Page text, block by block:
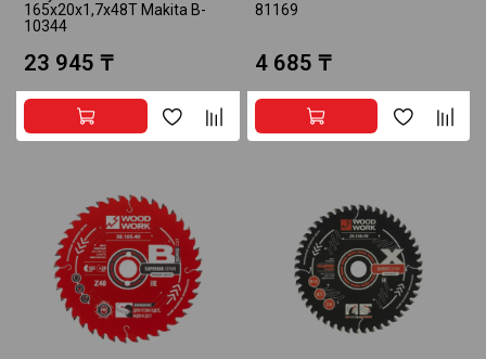
165x20x1,7x48T Makita B-
10344
23 945 ₸
81169
4 685 ₸